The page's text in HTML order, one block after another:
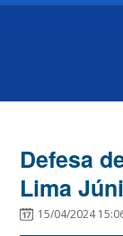
Defesa
Lima
15/04/2024